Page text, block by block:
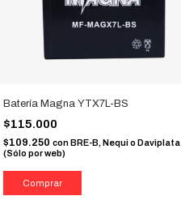
Batería Magna YTX7L-BS
$115.000
$109.250 conBRE-B, Nequi o Daviplata
(Sólo por web)